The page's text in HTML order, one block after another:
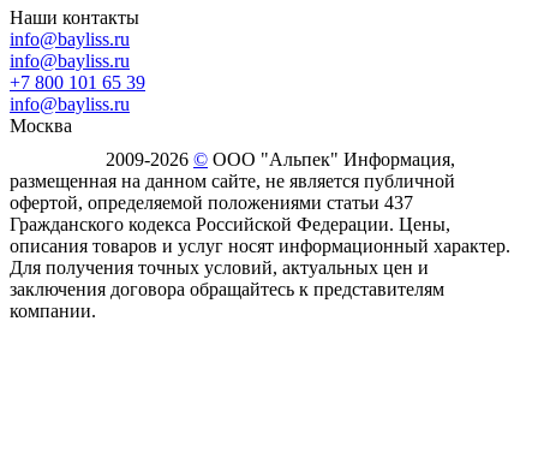
Наши контакты
info@bayliss.ru
info@bayliss.ru
+7 800 101 65 39
info@bayliss.ru
Москва
2009-2026 © ООО "Альпек" Информация,
размещенная на данном сайте, не является публичной
офертой, определяемой положениями статьи 437
Гражданского кодекса Российской Федерации. Цены,
описания товаров и услуг носят информационный характер.
Для получения точных условий, актуальных цен и
заключения договора обращайтесь к представителям
компании.